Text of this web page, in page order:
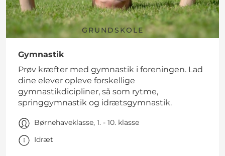
GRUNDSKOLE
Gymnastik
Prøv kræfter med gymnastik i foreningen. Lad
dine elever opleve forskellige
gymnastikdicipliner, så som rytme,
springgymnastik og idrætsgymnastik.
Børnehaveklasse, 1. - 10. klasse
Idræt